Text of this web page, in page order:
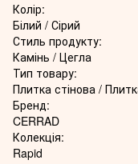
Колір:
Білий / Сірий
Стиль продукту:
Камінь / Цегла
Тип товару:
Плитка стінова /
Бренд:
CERRAD
Колекція:
Rapid